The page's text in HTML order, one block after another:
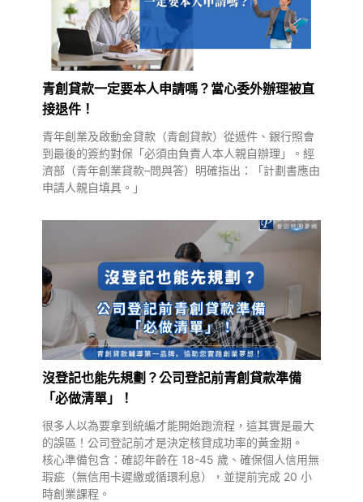
青創貸款一定要本人申請嗎？當心委外辦理被直
接退件！
青年創業及啟動金貸款（青創貸款）從遞件、銀行照會
到最後的簽約對保「必須由負責人本人親自辦理」。經
濟部（青年創業貸款–問與答）明確指出：「計劃書應由
申請人親自填具。」
沒登記也能先規劃？公司登記前青創貸款準備
「必做清單」！
很多人以為要拿到統編才能開始跑流程，這其實是最大
的誤區！公司登記前才是決定核貸成功率的黃金期。
核心準備包含：確認年齡在 18-45 歲、確保個人信用無
瑕疵（無信用卡遲繳或循環利息），並提前完成 20 小
時創業課程。